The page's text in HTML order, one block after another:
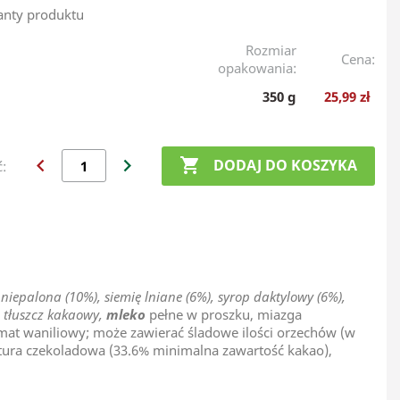
produktu
Rozmiar
opakowania:
Cena:
350 g 25,99 zł
chevron_left chevron_right  DODAJ DO KOSZYKA
(10%), siemię lniane (6%), syrop daktylowy (6%),
kakaowy, mleko pełne w proszku, miazga
waniliowy; może zawierać śladowe ilości orzechów (w
czekoladowa (33.6% minimalna zawartość kakao),